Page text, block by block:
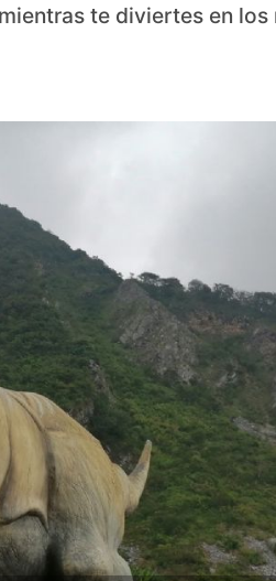
te diviertes en los